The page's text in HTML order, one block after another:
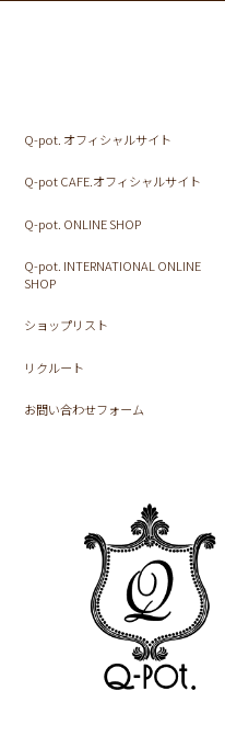
Q-pot. オフィシャルサイト
Q-pot CAFE.オフィシャルサイト
Q-pot. ONLINE SHOP
Q-pot. INTERNATIONAL ONLINE
SHOP
ショップリスト
リクルート
お問い合わせフォーム